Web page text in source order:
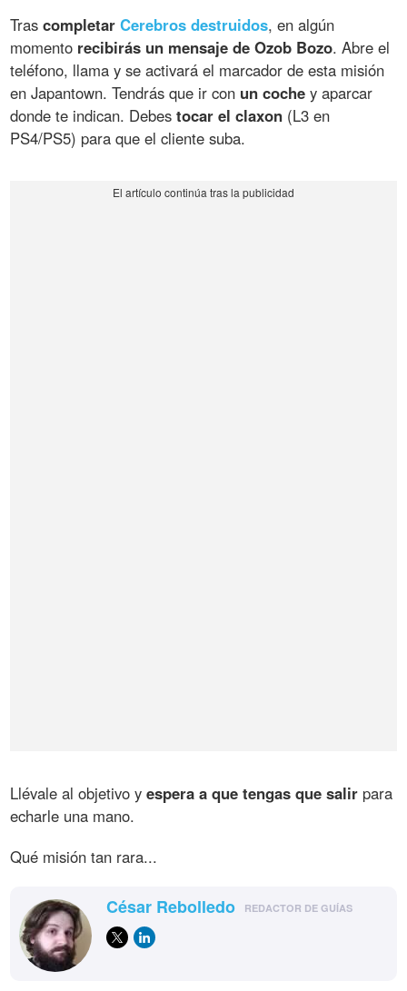
TrascompletarCerebros destruidos, en algún
momento recibirás un mensaje de Ozob Bozo. Abre el
teléfono, llama y se activará el marcador de esta misión
en Japantown. Tendrás que ir con un coche y aparcar
donde te indican. Debestocar el claxon (L3 en
PS4/PS5) para que el cliente suba.
Llévale al objetivo yespera a que tengas que salir para
echarle una mano.
Qué misión tan rara...
César Rebolledo REDACTOR DE GUÍAS